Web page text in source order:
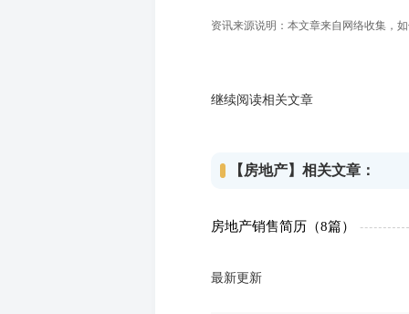
资讯来源说明：本文章来自网络收集，
继续阅读相关文章
【​房地产】相关文章：
房地产销售简历（8篇）
最新更新